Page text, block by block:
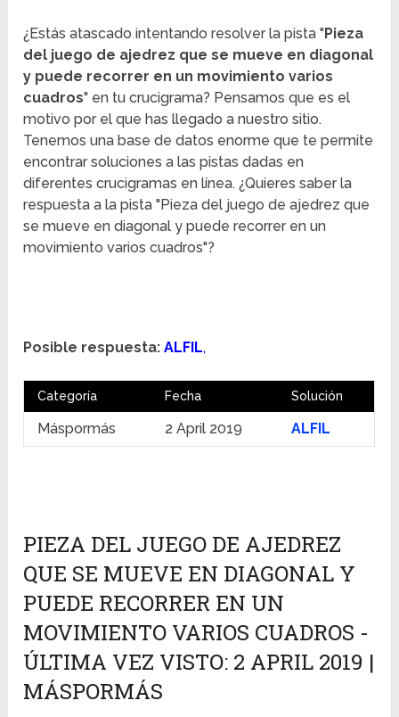
¿Estás atascado intentando resolver la pista "Pieza
del juego de ajedrez que se mueve en diagonal
y puede recorrer en un movimiento varios
cuadros" en tu crucigrama? Pensamos que es el
motivo por el que has llegado a nuestro sitio.
Tenemos una base de datos enorme que te permite
encontrar soluciones a las pistas dadas en
diferentes crucigramas en línea. ¿Quieres saber la
respuesta a la pista "Pieza del juego de ajedrez que
se mueve en diagonal y puede recorrer en un
movimiento varios cuadros"?
Posible respuesta: ALFIL,
Categoría Fecha Solución
Máspormás 2 April 2019 ALFIL
PIEZA DEL JUEGO DE AJEDREZ
QUE SE MUEVE EN DIAGONAL Y
PUEDE RECORRER EN UN
MOVIMIENTO VARIOS CUADROS -
ÚLTIMA VEZ VISTO: 2 APRIL 2019 |
MÁSPORMÁS